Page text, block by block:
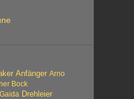
Anfänger Arno
Bock
Drehleier